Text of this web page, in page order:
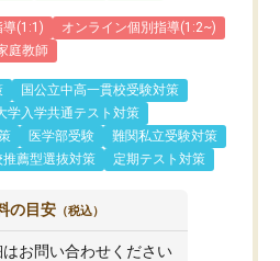
導(1:1)
オンライン個別指導(1:2~)
庭教師
国公立中高一貫校受験対策
学入学共通テスト対策
医学部受験
難関私立受験対策
薦型選抜対策
定期テスト対策
の目安 （税込）
はお問い合わせください